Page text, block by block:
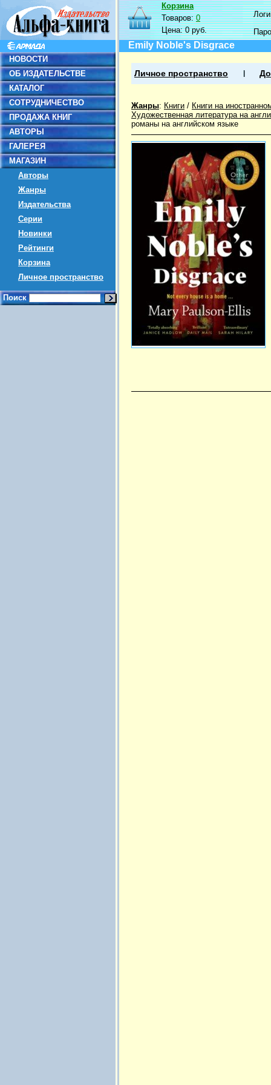
НОВОСТИ
ОБ ИЗДАТЕЛЬСТВЕ
КАТАЛОГ
СОТРУДНИЧЕСТВО
ПРОДАЖА КНИГ
АВТОРЫ
ГАЛЕРЕЯ
МАГАЗИН
Авторы
Жанры
Издательства
Серии
Новинки
Рейтинги
Корзина
Личное пространство
Поиск
Корзина
Товаров:0
Цена:0 руб.
Emily Noble's Disgrace
Личное пространство
Жанры: Книги / Книги на
Художественная литература на
романы на английском языке